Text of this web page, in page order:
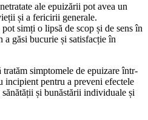
ale epuizării pot avea un
și a fericirii generale.
simți o lipsă de scop și de sens în
găsi bucurie și satisfacție în
tratăm simptomele de epuizare într-
incipient pentru a preveni efectele
și bunăstării individuale și